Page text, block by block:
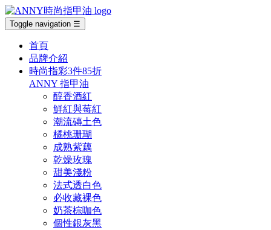
Toggle navigation ☰
首頁
品牌介紹
時尚指彩3件85折
ANNY 指甲油
醇香酒紅
鮮紅與莓紅
潮流磚土色
橘桃珊瑚
成熟紫藕
乾燥玫瑰
甜美淺粉
法式透白色
必收藏裸色
奶茶棕咖色
個性銀灰黑